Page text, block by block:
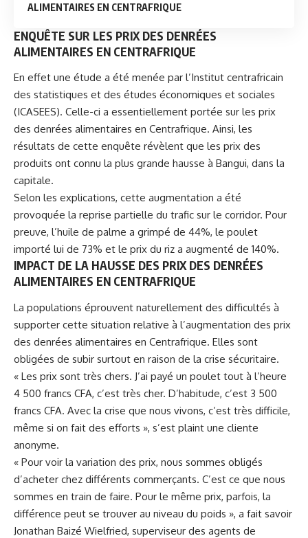
ALIMENTAIRES EN CENTRAFRIQUE
ENQUÊTE SUR LES PRIX DES DENRÉES
ALIMENTAIRES EN CENTRAFRIQUE
En effet une étude a été menée par l’Institut centrafricain
des statistiques et des études économiques et sociales
(ICASEES). Celle-ci a essentiellement portée sur les prix
des denrées alimentaires en Centrafrique. Ainsi, les
résultats de cette enquête révèlent que les prix des
produits ont connu la plus grande hausse à Bangui, dans la
capitale.
Selon les explications, cette augmentation a été
provoquée la reprise partielle du trafic sur le corridor. Pour
preuve, l’huile de palme a grimpé de 44%, le poulet
importé lui de 73% et le prix du riz a augmenté de 140%.
IMPACT DE LA HAUSSE DES PRIX DES DENRÉES
ALIMENTAIRES EN CENTRAFRIQUE
La populations éprouvent naturellement des difficultés à
supporter cette situation relative à l’augmentation des prix
des denrées alimentaires en Centrafrique. Elles sont
obligées de subir surtout en raison de la crise sécuritaire.
« Les prix sont très chers. J’ai payé un poulet tout à l’heure
4 500 francs CFA, c’est très cher. D’habitude, c’est 3 500
francs CFA. Avec la crise que nous vivons, c’est très difficile,
même si on fait des efforts », s’est plaint une cliente
anonyme.
« Pour voir la variation des prix, nous sommes obligés
d’acheter chez différents commerçants. C’est ce que nous
sommes en train de faire. Pour le même prix, parfois, la
différence peut se trouver au niveau du poids », a fait savoir
Jonathan Baizé Wielfried, superviseur des agents de